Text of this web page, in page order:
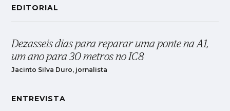
EDITORIAL
Dezasseis dias para reparar uma ponte na A1,
um ano para 30 metros no IC8
Jacinto Silva Duro, jornalista
ENTREVISTA